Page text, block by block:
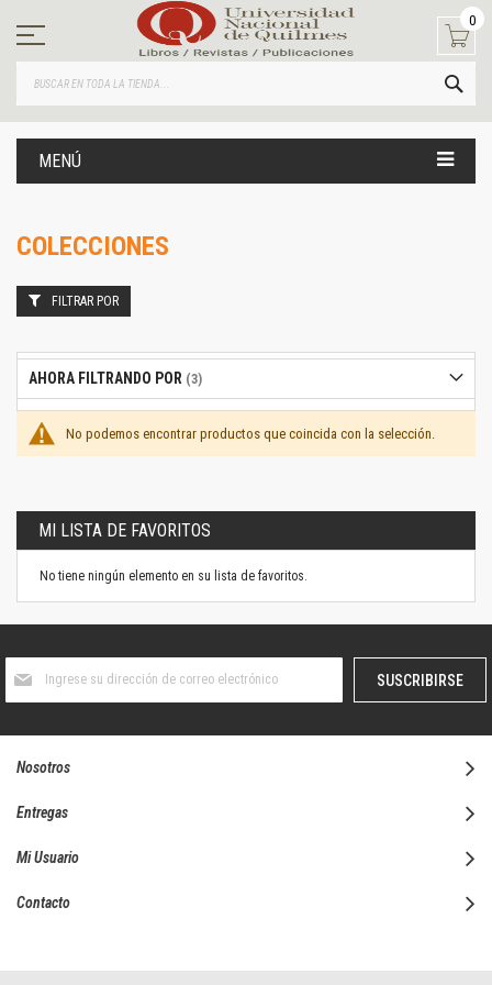
contenido
0
MENÚ
COLECCIONES
No podemos encontrar productos que coincida con la selección.
FILTRAR POR
AHORA FILTRANDO POR
MI LISTA DE FAVORITOS
No tiene ningún elemento en su lista de favoritos.
boletín
SUSCRIBIRSE
Nosotros
Entregas
Mi Usuario
Contacto